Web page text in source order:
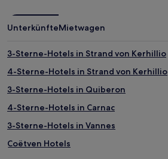
UnterkünfteMietwagen
3-Sterne-Hotels in Strand von Kerhillio
4-Sterne-Hotels in Strand von Kerhillio
3-Sterne-Hotels in Quiberon
4-Sterne-Hotels in Carnac
3-Sterne-Hotels in Vannes
Coëtven Hotels